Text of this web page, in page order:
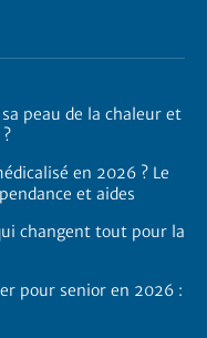
peau de la chaleur et
en 2026 ? Le
et aides
changent tout pour la
pour senior en 2026 :